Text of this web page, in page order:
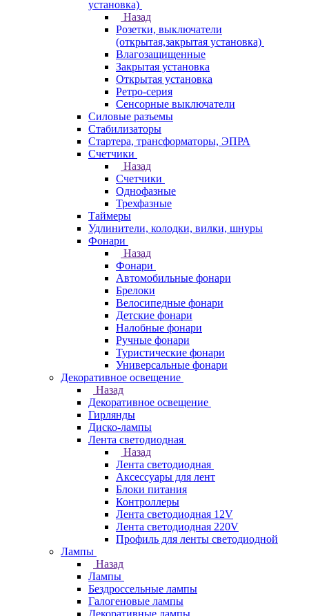
установка)
Назад
Розетки, выключатели
(открытая,закрытая установка)
Влагозащищенные
Закрытая установка
Открытая установка
Ретро-серия
Сенсорные выключатели
Силовые разъемы
Стабилизаторы
Стартера, трансформаторы, ЭПРА
Счетчики
Назад
Счетчики
Однофазные
Трехфазные
Таймеры
Удлинители, колодки, вилки, шнуры
Фонари
Назад
Фонари
Автомобильные фонари
Брелоки
Велосипедные фонари
Детские фонари
Налобные фонари
Ручные фонари
Туристические фонари
Универсальные фонари
Декоративное освещение
Назад
Декоративное освещение
Гирлянды
Диско-лампы
Лента светодиодная
Назад
Лента светодиодная
Аксессуары для лент
Блоки питания
Контроллеры
Лента светодиодная 12V
Лента светодиодная 220V
Профиль для ленты светодиодной
Лампы
Назад
Лампы
Бездроссельные лампы
Галогеновые лампы
Декоративные лампы